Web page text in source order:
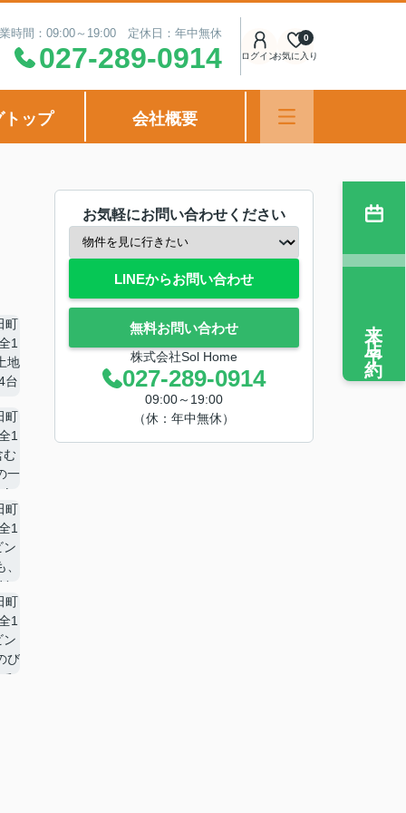
時間：09:00～19:00 定休日：年中無休
027-289-0914 ログインお気に入り
0
トップ 会社概要
お気軽にお問い合わせください
LINEからお問い合わせ
無料お問い合わせ
株式会社Sol Home
027-289-0914
09:00～19:00
（休：年中無休）
来店予約